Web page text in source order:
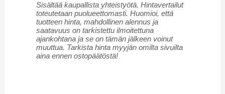
Sisältää kaupallista yhteistyötä. Hintavertailut
toteutetaan puolueettomasti. Huomioi, että
tuotteen hinta, mahdollinen alennus ja
saatavuus on tarkistettu ilmoitettuna
ajankohtana ja se on tämän jälkeen voinut
muuttua. Tarkista hinta myyjän omilta sivuilta
aina ennen ostopäätöstä!